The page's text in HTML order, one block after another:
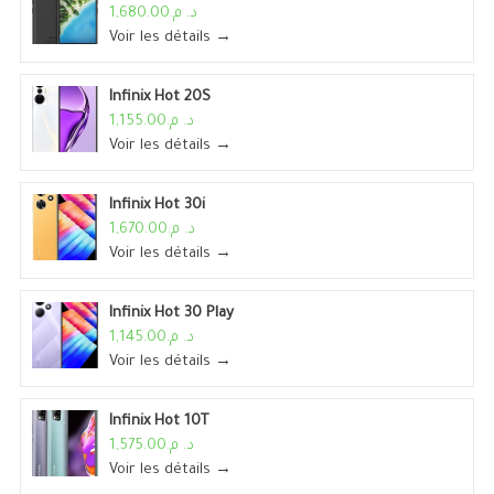
د. م.1,680.00
Voir les détails →
Infinix Hot 20S
د. م.1,155.00
Voir les détails →
Infinix Hot 30i
د. م.1,670.00
Voir les détails →
Infinix Hot 30 Play
د. م.1,145.00
Voir les détails →
Infinix Hot 10T
د. م.1,575.00
Voir les détails →